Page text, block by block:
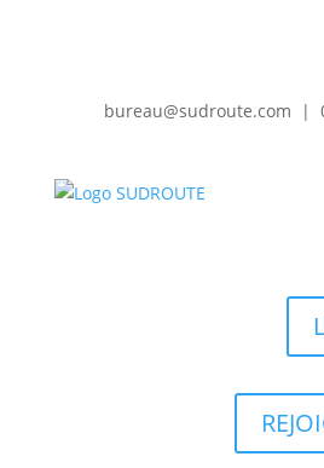
bureau@sudroute.com |